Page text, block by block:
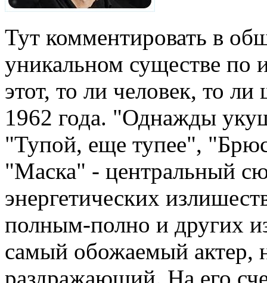
Тут комментировать в
уникальном существе
этот, то ли человек, то
1962 года. "Однажды
"Тупой, еще тупее",
"Маска" - центральный
энергетических
полным-полно и других
самый обожаемый актер,
раздражающий. На его